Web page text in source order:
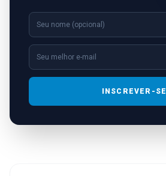
INSCREVER-SE